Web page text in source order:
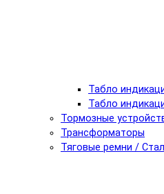
Табло
Табло
Тормозные
Трансформаторы
Тяговые ремни /